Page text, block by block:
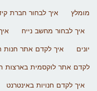
מומלץ
איך לבחור חברת
איך לבחור מחשב נייח
יונים
איך לקדם אתר חנות
לקדם אתר לוקסמית בארצות
איך לקדם חנויות באינטרנט